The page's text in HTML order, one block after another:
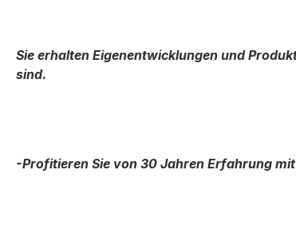
Sie erhalten Eigenentwicklungen und
sind.
-Profitieren Sie von 30 Jahren Erfahrung